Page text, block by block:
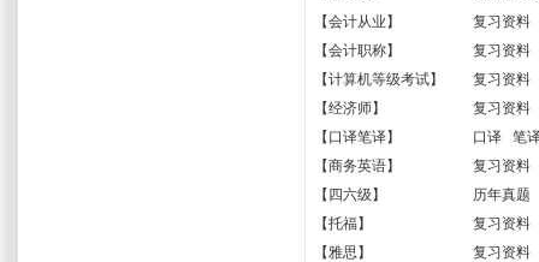
【会计从业 】
复习资料
【会计职称】
复习资料
【计算机等级考试】
复习资料
【经济师】
复习资料
【 口译笔译】 口译
笔
【商务英语】
复习资料
【 四六级 】
历年真题
【托福】
复习资料
【雅思 】
复习资料